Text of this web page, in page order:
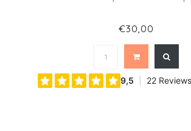
€30,00